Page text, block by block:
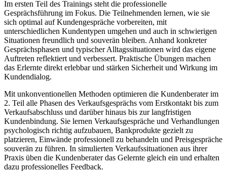
Im ersten Teil des Trainings steht die professionelle
Gesprächsführung im Fokus. Die Teilnehmenden lernen, wie sie
sich optimal auf Kundengespräche vorbereiten, mit
unterschiedlichen Kundentypen umgehen und auch in schwierigen
Situationen freundlich und souverän bleiben. Anhand konkreter
Gesprächsphasen und typischer Alltagssituationen wird das eigene
Auftreten reflektiert und verbessert. Praktische Übungen machen
das Erlernte direkt erlebbar und stärken Sicherheit und Wirkung im
Kundendialog.
Mit unkonventionellen Methoden optimieren die Kundenberater im
2. Teil alle Phasen des Verkaufsgesprächs vom Erstkontakt bis zum
Verkaufsabschluss und darüber hinaus bis zur langfristigen
Kundenbindung. Sie lernen Verkaufsgespräche und Verhandlungen
psychologisch richtig aufzubauen, Bankprodukte gezielt zu
platzieren, Einwände professionell zu behandeln und Preisgespräche
souverän zu führen. In simulierten Verkaufssituationen aus ihrer
Praxis üben die Kundenberater das Gelernte gleich ein und erhalten
dazu professionelles Feedback.